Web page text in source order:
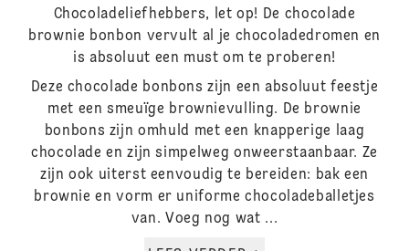
Chocoladeliefhebbers, let op! De chocolade
brownie bonbon vervult al je chocoladedromen en
is absoluut een must om te proberen!
Deze chocolade bonbons zijn een absoluut feestje
met een smeuïge brownievulling. De brownie
bonbons zijn omhuld met een knapperige laag
chocolade en zijn simpelweg onweerstaanbaar. Ze
zijn ook uiterst eenvoudig te bereiden: bak een
brownie en vorm er uniforme chocoladeballetjes
van. Voeg nog wat ...